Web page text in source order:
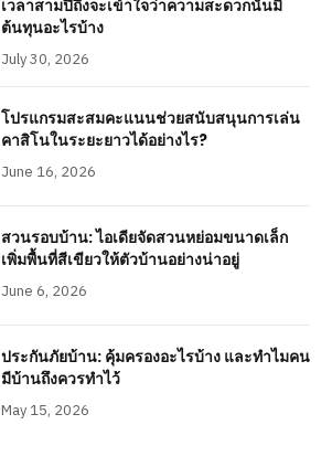
เวลาสามปีถึงจะเข้าใจว่าความสะดวกนั้นมี
ต้นทุนอะไรบ้าง
July 30, 2026
โปรแกรมสะสมคะแนนช่วยสนับสนุนการเล่น
คาสิโนในระยะยาวได้อย่างไร?
June 16, 2026
สวนรอบบ้าน: ไอเดียจัดสวนหย่อมขนาดเล็ก
เพิ่มพื้นที่สีเขียวให้ตัวบ้านอย่างน่าอยู่
June 6, 2026
ประกันภัยบ้าน: คุ้มครองอะไรบ้าง และทำไมคน
มีบ้านถึงควรทำไว้
May 15, 2026